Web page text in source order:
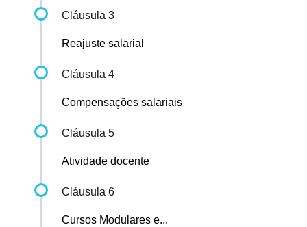
Cláusula 3
Reajuste salarial
Cláusula 4
Compensações salariais
Cláusula 5
Atividade docente
Cláusula 6
Cursos Modulares e...